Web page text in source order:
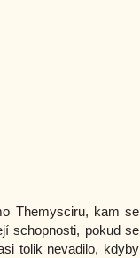
Themysciru, kam se
schopnosti, pokud se
tolik nevadilo, kdyby